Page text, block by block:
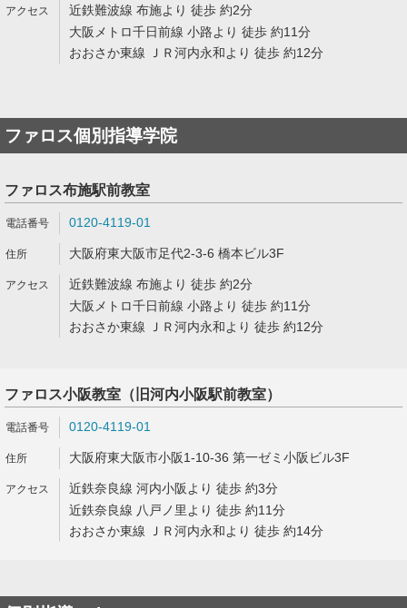
近鉄難波線 布施より 徒歩 約2分
大阪メトロ千日前線 小路より 徒歩 約11分
おおさか東線 ＪＲ河内永和より 徒歩 約12分
ファロス個別指導学院
ファロス布施駅前教室
0120-4119-01
大阪府東大阪市足代2-3-6 橋本ビル3F
近鉄難波線 布施より 徒歩 約2分
大阪メトロ千日前線 小路より 徒歩 約11分
おおさか東線 ＪＲ河内永和より 徒歩 約12分
ファロス小阪教室（旧河内小阪駅前教室）
0120-4119-01
大阪府東大阪市小阪1-10-36 第一ゼミ小阪ビル3F
近鉄奈良線 河内小阪より 徒歩 約3分
近鉄奈良線 八戸ノ里より 徒歩 約11分
おおさか東線 ＪＲ河内永和より 徒歩 約14分